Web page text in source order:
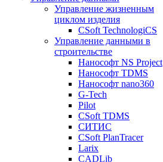
Управление жизненным
циклом изделия
CSoft TechnologiCS
Управление данными в
строительстве
Нанософт NS Project
Нанософт TDMS
Нанософт nano360
G-Tech
Pilot
CSoft TDMS
СИТИС
CSoft PlanTracer
Larix
CADLib